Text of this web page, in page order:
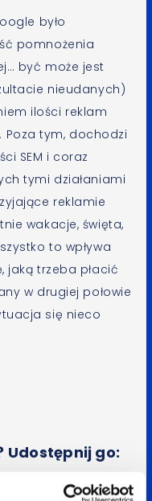
było
pomnożenia
być może jest
nieudanych)
ilości reklam
Poza tym, dochodzi
SEM i coraz
tymi działaniami
reklamie
wakacje, święta,
to wpływa
jaką trzeba płacić
w drugiej połowie
się nieco
Udostępnij go: